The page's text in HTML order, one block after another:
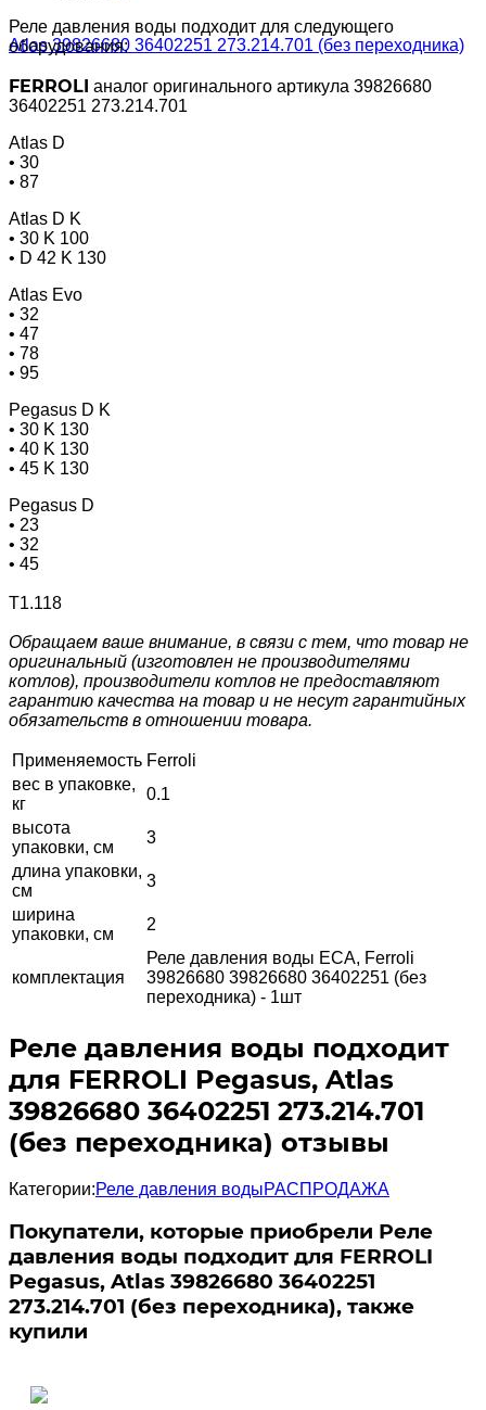
Реле давления воды подходит для следующего
оборудования:
FERROLI аналог оригинального артикула 39826680
36402251 273.214.701
Atlas D
• 30
• 87
Atlas D K
• 30 K 100
• D 42 K 130
Atlas Evo
• 32
• 47
• 78
• 95
Pegasus D K
• 30 K 130
• 40 K 130
• 45 K 130
Pegasus D
• 23
• 32
• 45
Т1.118
Обращаем ваше внимание, в связи с тем, что товар не
оригинальный (изготовлен не производителями
котлов), производители котлов не предоставляют
гарантию качества на товар и не несут гарантийных
обязательств в отношении товара.
Применяемость Ferroli
вес в упаковке,
кг
0.1
высота
упаковки, см
3
длина упаковки,
см
3
ширина
упаковки, см
2
комплектация
Реле давления воды ECA, Ferroli
39826680 39826680 36402251 (без
переходника) - 1шт
Реле давления воды подходит
для FERROLI Pegasus, Atlas
39826680 36402251 273.214.701
(без переходника) отзывы
Категории:Реле давления водыРАСПРОДАЖА
Покупатели, которые приобрели Реле
давления воды подходит для FERROLI
Pegasus, Atlas 39826680 36402251
273.214.701 (без переходника), также
купили